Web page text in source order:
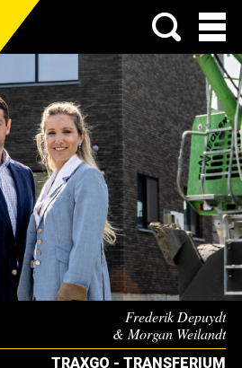
Menu
Frederik Depuydt
& Morgan Weilandt
TRAXGO - TRANSFERIUM